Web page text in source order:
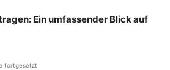
Ein umfassender Blick auf
fortgesetzt